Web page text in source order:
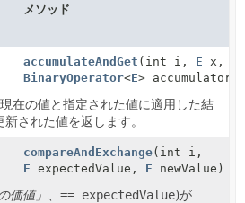
メソッド
accumulateAndGet (int i, E x,
BinaryOperator<E>
在の値と指定された値に適用した結
された値を返します。
compareAndExchange(int i,
E expectedValue, E newValue)
価値」 == expectedValue)が